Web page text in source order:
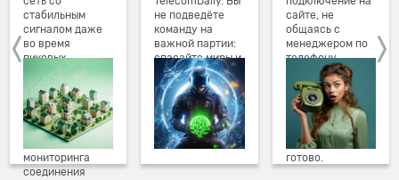
стабильным
сигналом даже
во время
пиковых
нагрузок в
вечернее время.
Мы постоянно
обновляем наше
оборудование в
домах, а система
мониторинга
соединения
не подведёте
команду на
важной партии:
спасайте миры и
побеждайте с
друзьями в
онлайн-играх.
сайте, не
общаясь с
менеджером по
телефону.
Просто в три
клика заполните
форму заявки на
сайте, выберите
дату и время
подключения,
готово.